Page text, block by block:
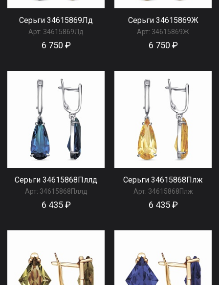
Серьги 34615869Лд
Арт: 34615869Лд
6 750 ₽
Серьги 34615869Ж
Арт: 34615869Ж
6 750 ₽
Серьги 34615868Пллд
Арт: 34615868Пллд
6 435 ₽
Серьги 34615868Плж
Арт: 34615868Плж
6 435 ₽